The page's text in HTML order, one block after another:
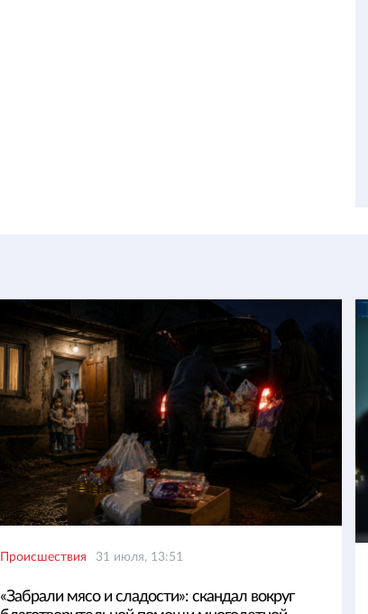
Происшествия 31 июля, 13:51
«Забрали мясо и сладости»: скандал вокруг